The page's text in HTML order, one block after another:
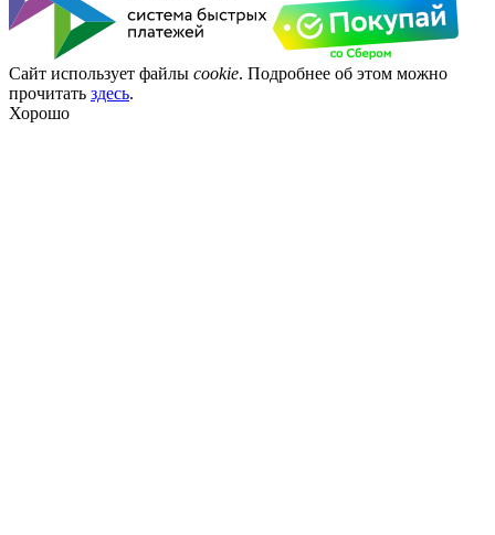
Сайт использует файлы cookie. Подробнее об этом можно
прочитать здесь.
Хорошо